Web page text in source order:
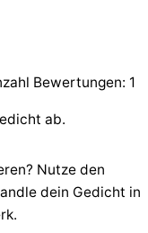
Bewertungen: 1
ab.
Nutze den
dein Gedicht in